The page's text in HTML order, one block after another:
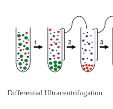
Differential Ultracentrifugation